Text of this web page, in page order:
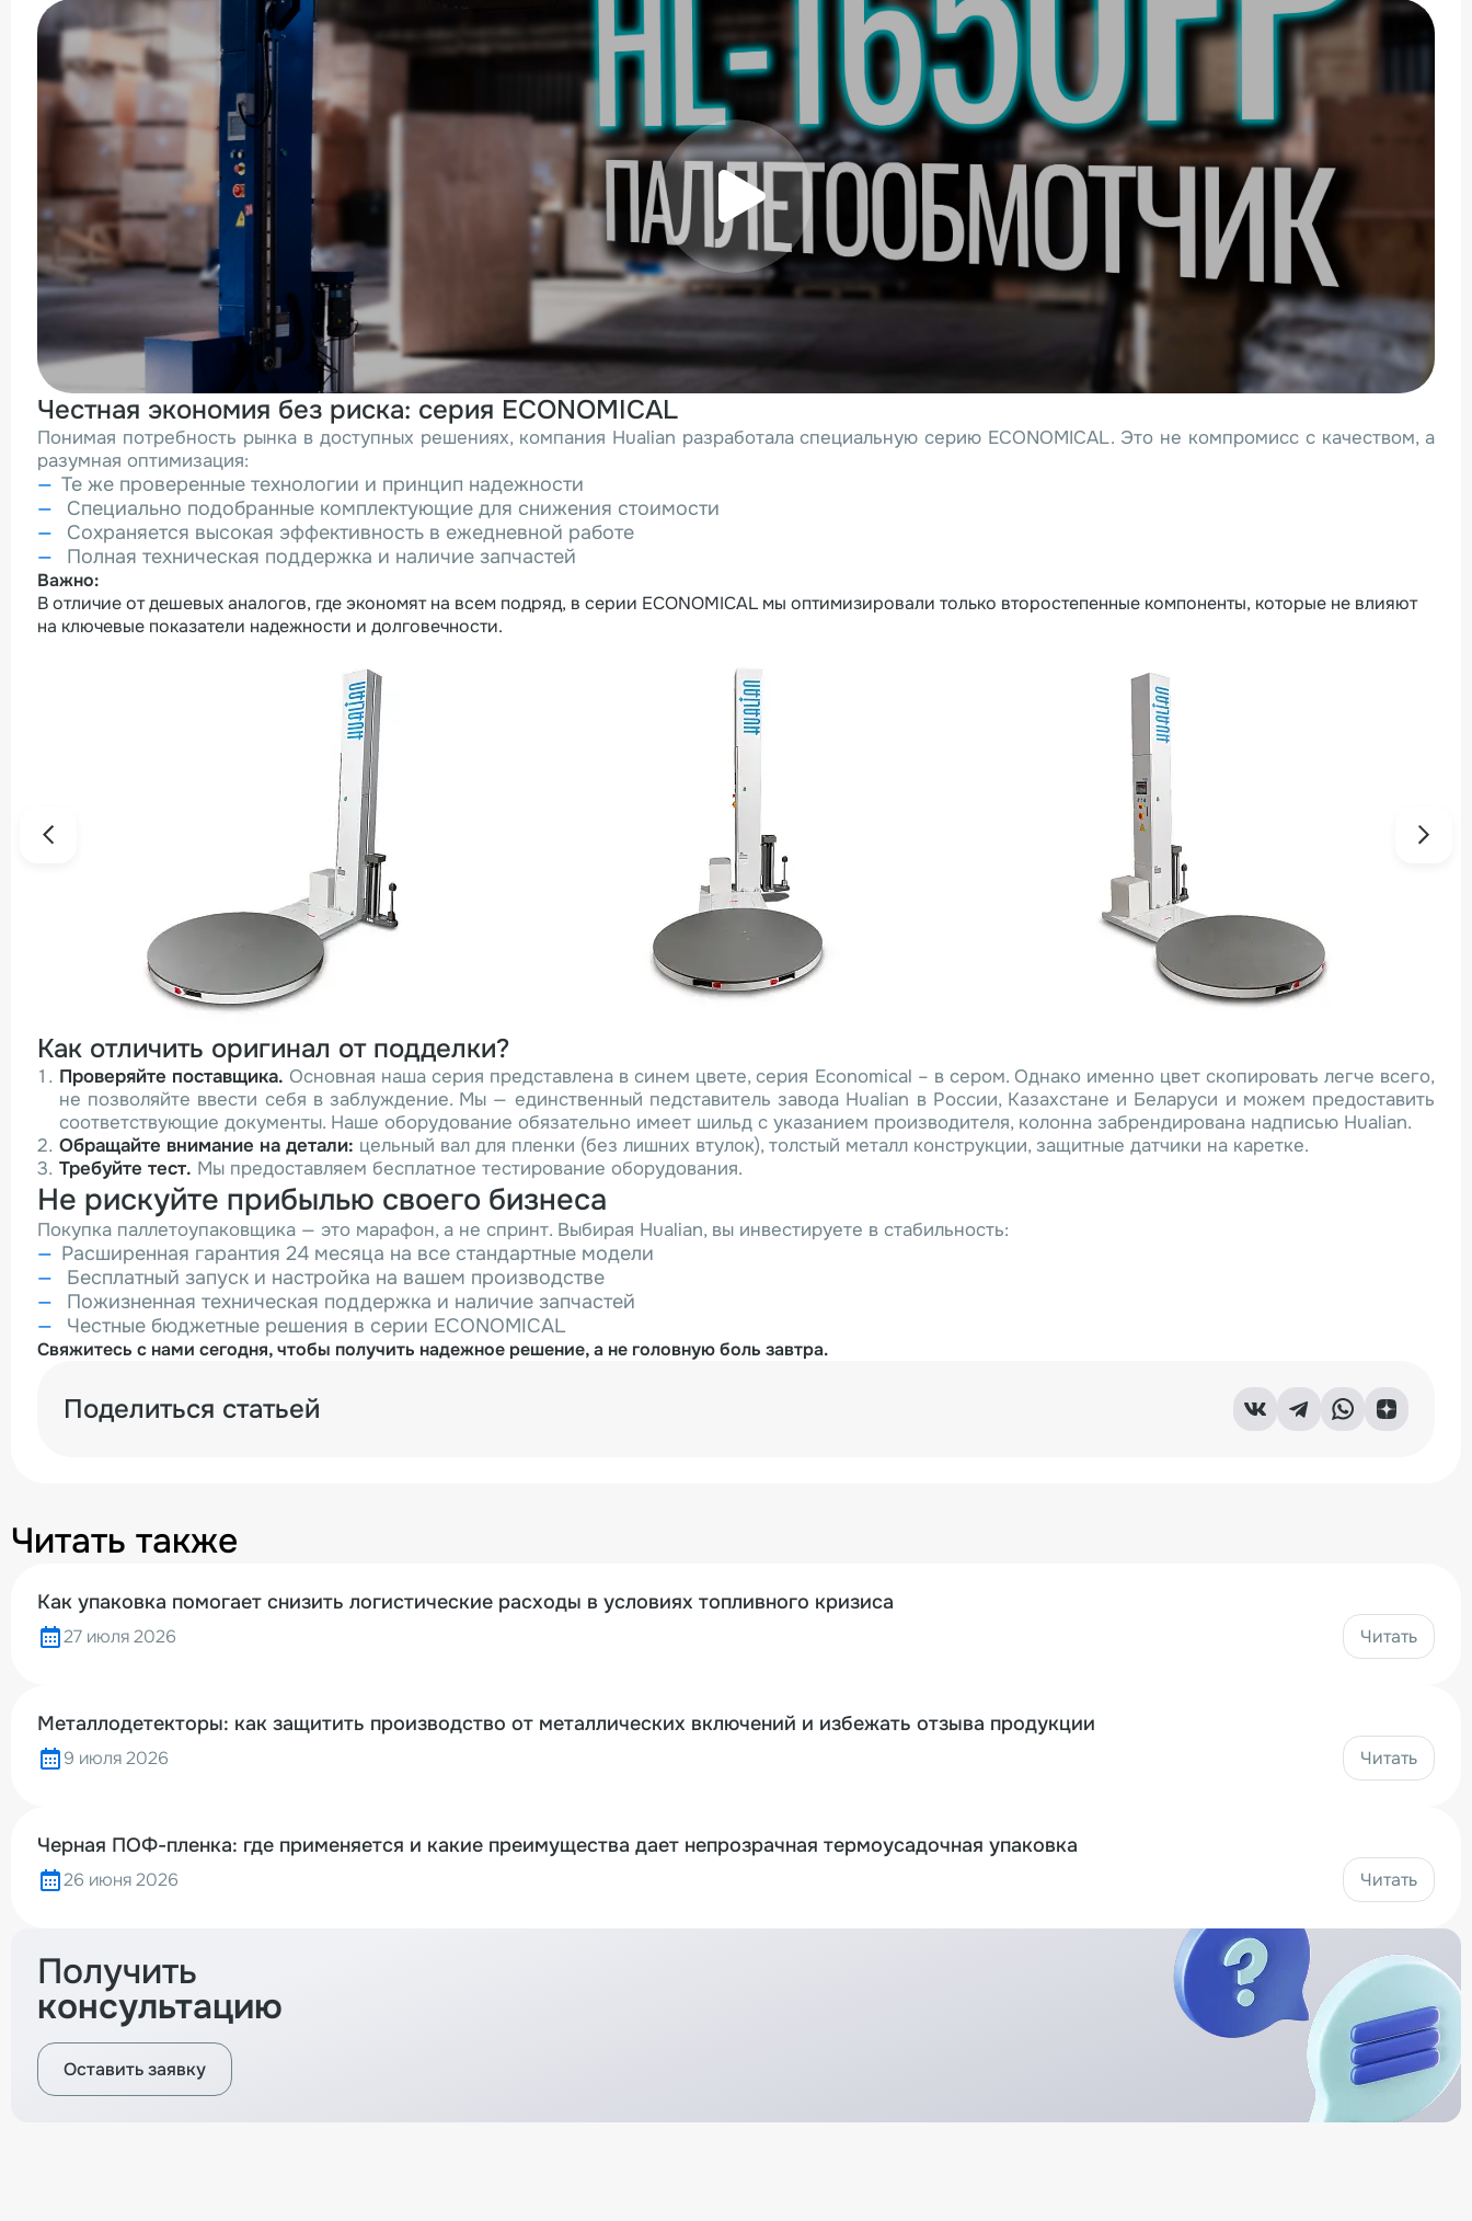
Честная экономия без риска: серия ECONOMICAL
Понимая потребность рынка в доступных решениях, компания Hualian разработала специальную серию ECONOMICAL. Это не компромисс с качеством, а
разумная оптимизация:
Те же проверенные технологии и принцип надежности
Специально подобранные комплектующие для снижения стоимости
Сохраняется высокая эффективность в ежедневной работе
Полная техническая поддержка и наличие запчастей
Важно:
В отличие от дешевых аналогов, где экономят на всем подряд, в серии ECONOMICAL мы оптимизировали только второстепенные компоненты, которые не влияют
на ключевые показатели надежности и долговечности.
Как отличить оригинал от подделки?
Проверяйте поставщика. Основная наша серия представлена в синем цвете, серия Economical – в сером. Однако именно цвет скопировать легче всего,
не позволяйте ввести себя в заблуждение. Мы — единственный педставитель завода Hualian в России, Казахстане и Беларуси и можем предоставить
соответствующие документы. Наше оборудование обязательно имеет шильд с указанием производителя, колонна забрендирована надписью Hualian.
Обращайте внимание на детали: цельный вал для пленки (без лишних втулок), толстый металл конструкции, защитные датчики на каретке.
Требуйте тест. Мы предоставляем бесплатное тестирование оборудования.
Не рискуйте прибылью своего бизнеса
Покупка паллетоупаковщика — это марафон, а не спринт. Выбирая Hualian, вы инвестируете в стабильность:
Расширенная гарантия 24 месяца на все стандартные модели
Бесплатный запуск и настройка на вашем производстве
Пожизненная техническая поддержка и наличие запчастей
Честные бюджетные решения в серии ECONOMICAL
Свяжитесь с нами сегодня, чтобы получить надежное решение, а не головную боль завтра.
Поделиться статьей
Вернуться назад
Читать также
Как упаковка помогает снизить логистические расходы в условиях топливного кризиса
27 июля 2026 Читать
Металлодетекторы: как защитить производство от металлических включений и избежать отзыва продукции
9 июля 2026 Читать
Черная ПОФ-пленка: где применяется и какие преимущества дает непрозрачная термоусадочная упаковка
26 июня 2026 Читать
Получить
консультацию
Оставить заявку